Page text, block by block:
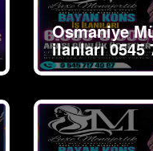
Osmaniye
ilanları 0545